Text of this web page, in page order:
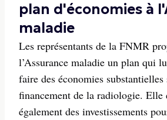
plan d'économies à
maladie
Les représentants de la FNMR
l’Assurance maladie un plan qui
faire des économies
financement de la radiologie. Elle
également des investissements